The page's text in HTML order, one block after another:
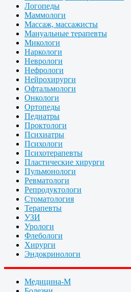
Логопеды
Маммологи
Массаж, массажисты
Мануальные терапевты
Микологи
Наркологи
Неврологи
Нефрологи
Нейрохирурги
Офтальмологи
Онкологи
Ортопеды
Педиатры
Проктологи
Психиатры
Психологи
Психотерапевты
Пластические хирурги
Пульмонологи
Ревматологи
Репродуктологи
Стоматология
Терапевты
УЗИ
Урологи
Флебологи
Хирурги
Эндокринологи
Медицина-М